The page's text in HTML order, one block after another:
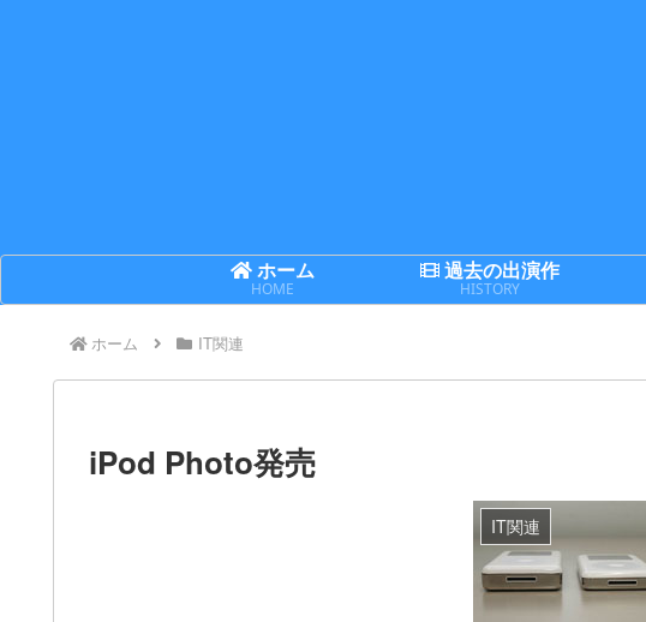
ホーム
HOME
過去の出演作
HISTORY
ホーム IT関連
iPod Photo発売
IT関連